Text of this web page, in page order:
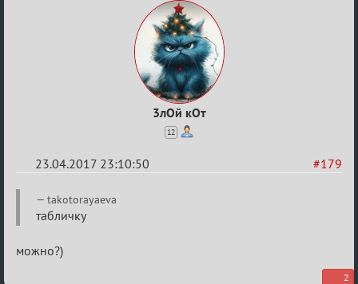
3лОй кОт
12
#179
23.04.2017 23:10:50
Re:
Hot
Boyard
takotorayaeva
табличку
можно?)
2